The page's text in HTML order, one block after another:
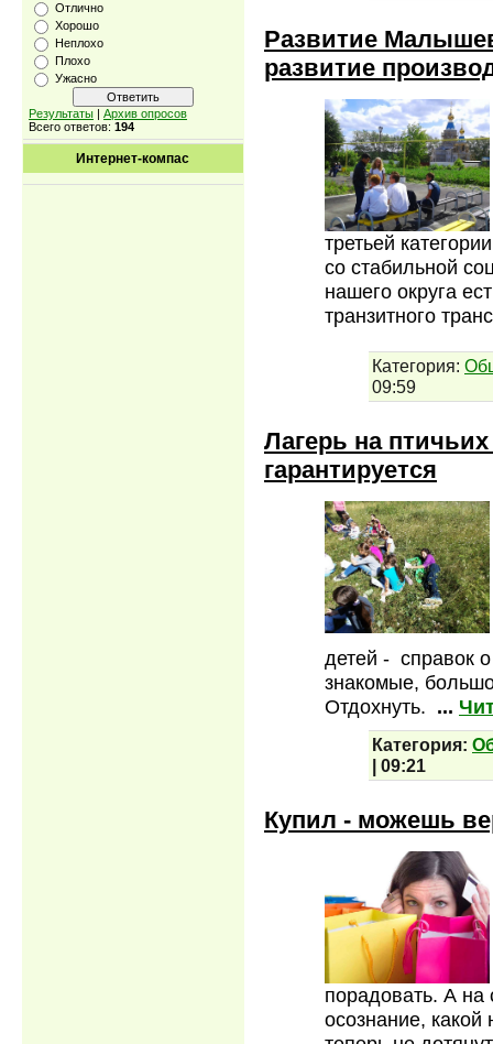
Отлично
Хорошо
Неплохо
Плохо
Ужасно
Результаты | Архив опросов
Всего ответов: 194
Интернет-компас
Развитие
развитие
третьей
со стабильной
нашего округа
транзитного
Категория:
09:59
Лагерь на
гарантируется
детей - справок
знакомые,
Отдохнуть. ...
Категория:
| 09:21
Купил - можешь
порадовать. А
осознание,